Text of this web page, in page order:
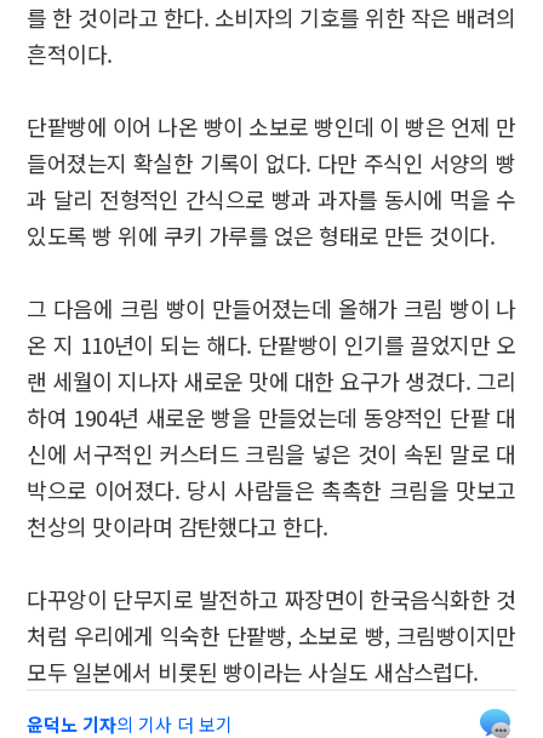
를 한 것이라고 한다. 소비자의 기호를 위한 작은 배려의
흔적이다.
단팥빵에 이어 나온 빵이 소보로 빵인데 이 빵은 언제 만
들어졌는지 확실한 기록이 없다. 다만 주식인 서양의 빵
과 달리 전형적인 간식으로 빵과 과자를 동시에 먹을 수
있도록 빵 위에 쿠키 가루를 얹은 형태로 만든 것이다.
그 다음에 크림 빵이 만들어졌는데 올해가 크림 빵이 나
온 지 110년이 되는 해다. 단팥빵이 인기를 끌었지만 오
랜 세월이 지나자 새로운 맛에 대한 요구가 생겼다. 그리
하여 1904년 새로운 빵을 만들었는데 동양적인 단팥 대
신에 서구적인 커스터드 크림을 넣은 것이 속된 말로 대
박으로 이어졌다. 당시 사람들은 촉촉한 크림을 맛보고
천상의 맛이라며 감탄했다고 한다.
다꾸앙이 단무지로 발전하고 짜장면이 한국음식화한 것
처럼 우리에게 익숙한 단팥빵, 소보로 빵, 크림빵이지만
모두 일본에서 비롯된 빵이라는 사실도 새삼스럽다.
윤덕노 기자의 기사 더 보기